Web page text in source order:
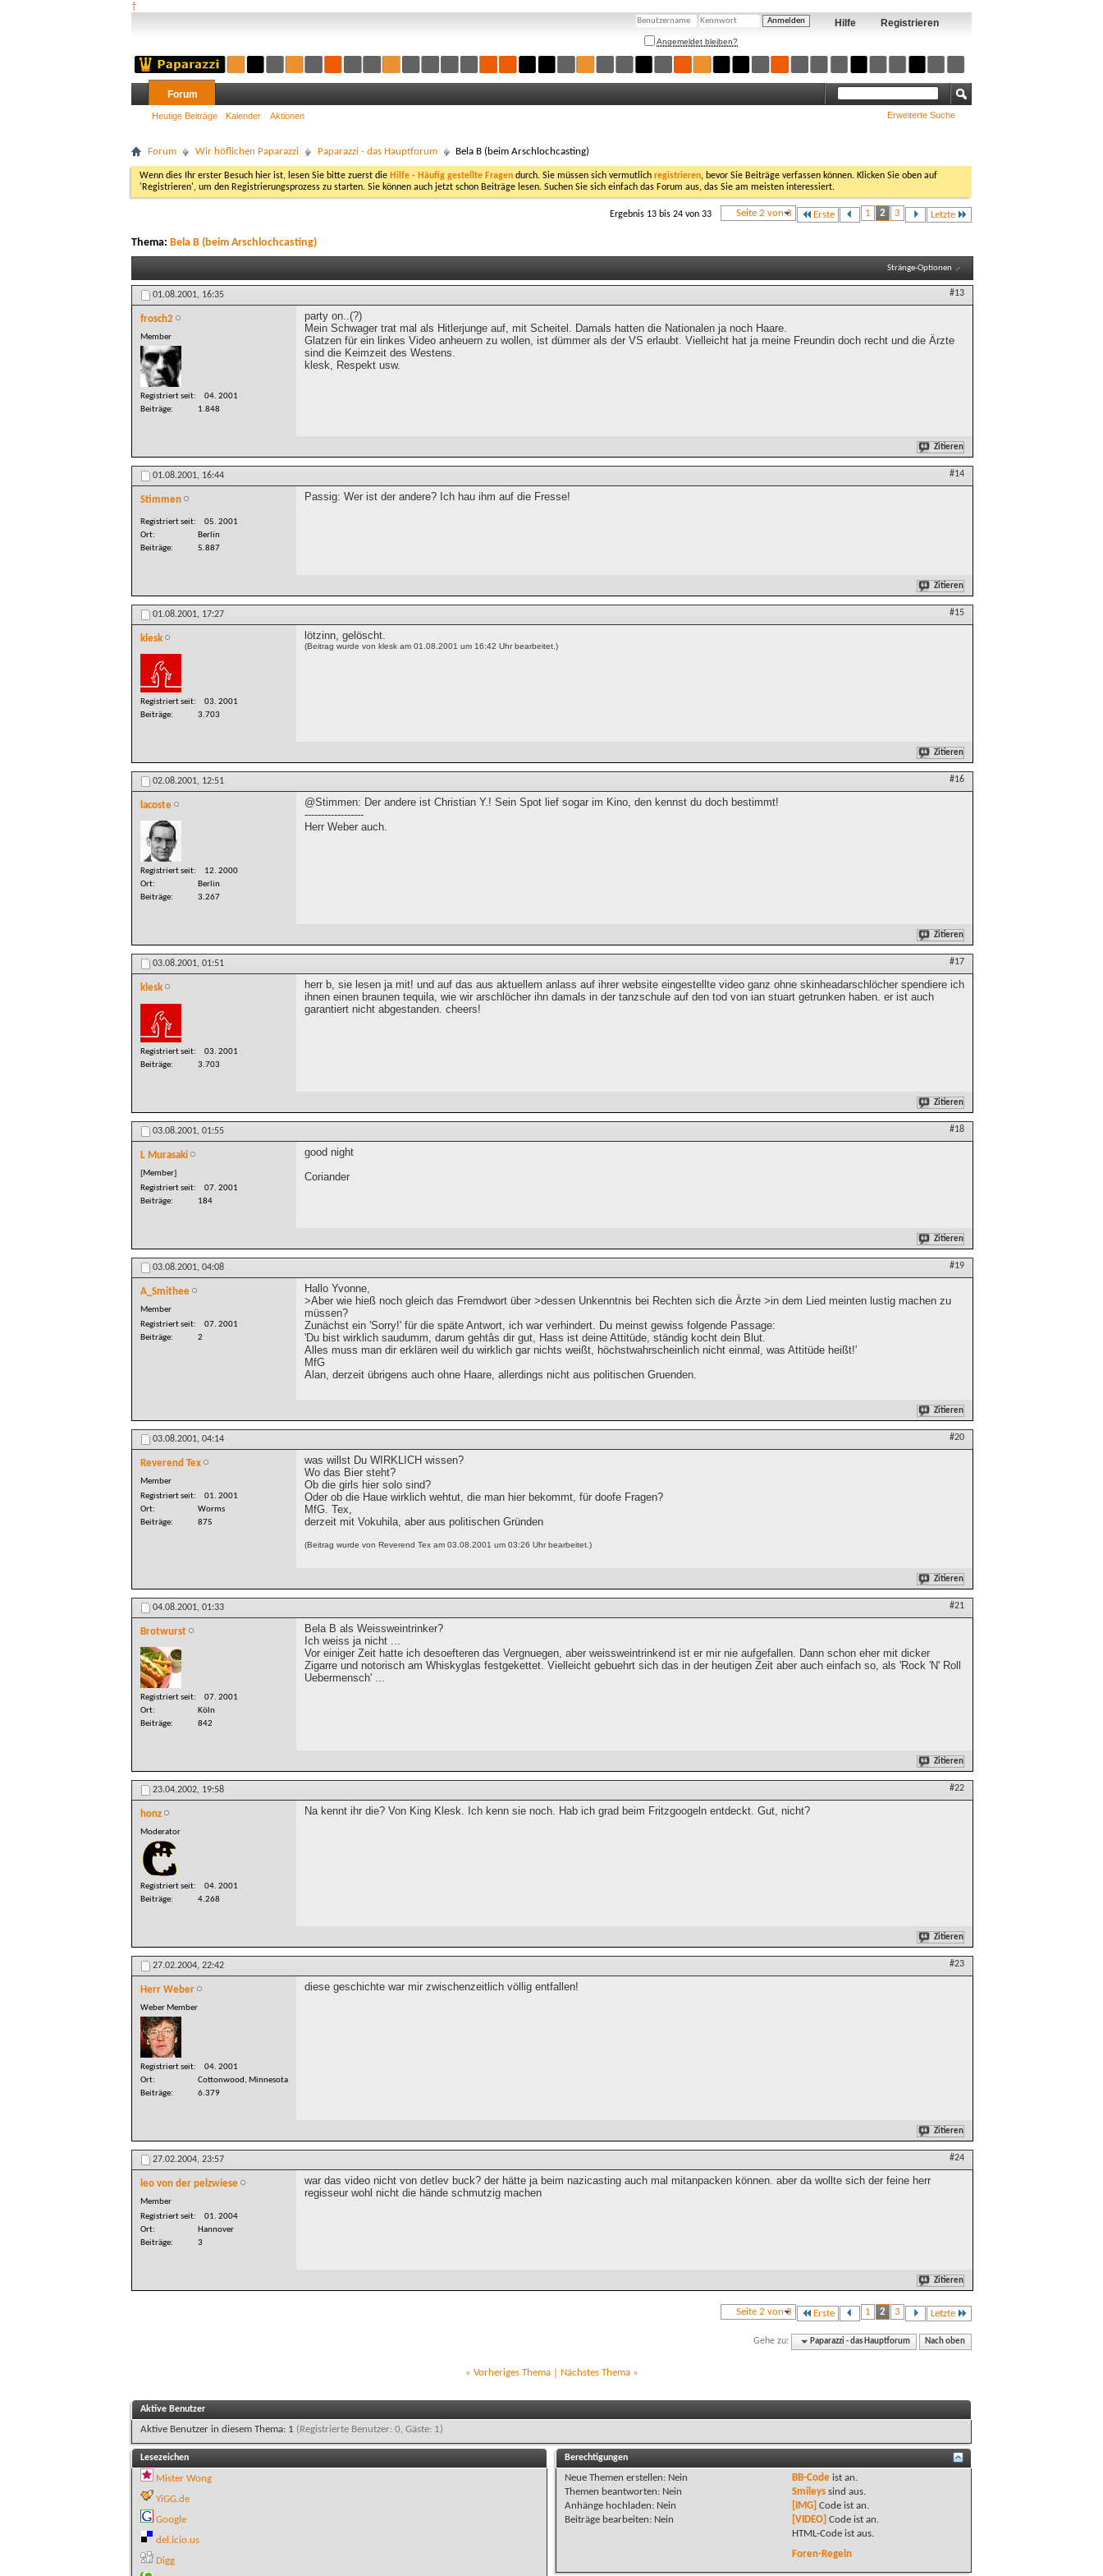
†
Registrieren
Hilfe
Angemeldet bleiben?
Forum
Heutige Beiträge Kalender Aktionen Erweiterte Suche
Forum Wir höflichen Paparazzi Paparazzi - das Hauptforum Bela B (beim Arschlochcasting)
Wenn dies Ihr erster Besuch hier ist, lesen Sie bitte zuerst die Hilfe - Häufig gestellte Fragen durch. Sie müssen sich vermutlich registrieren, bevor Sie Beiträge verfassen können. Klicken Sie oben auf
'Registrieren', um den Registrierungsprozess zu starten. Sie können auch jetzt schon Beiträge lesen. Suchen Sie sich einfach das Forum aus, das Sie am meisten interessiert.
Seite 2 von 3 Erste 1 2 3 Letzte
Ergebnis 13 bis 24 von 33
Thema: Bela B (beim Arschlochcasting)
Stränge-Optionen
01.08.2001, 16:35 #13
frosch2
Member
Registriert seit
04. 2001
Beiträge
1.848
party on..(?)
Mein Schwager trat mal als Hitlerjunge auf, mit Scheitel. Damals hatten die Nationalen ja noch Haare.
Glatzen für ein linkes Video anheuern zu wollen, ist dümmer als der VS erlaubt. Vielleicht hat ja meine Freundin doch recht und die Ärzte
sind die Keimzeit des Westens.
klesk, Respekt usw.
Zitieren
01.08.2001, 16:44 #14
Stimmen
Registriert seit
05. 2001
Ort
Berlin
Beiträge
5.887
Passig: Wer ist der andere? Ich hau ihm auf die Fresse!
Zitieren
01.08.2001, 17:27 #15
klesk
Registriert seit
03. 2001
Beiträge
3.703
lötzinn, gelöscht.
(Beitrag wurde von klesk am 01.08.2001 um 16:42 Uhr bearbeitet.)
Zitieren
02.08.2001, 12:51 #16
lacoste
Registriert seit
12. 2000
Ort
Berlin
Beiträge
3.267
@Stimmen: Der andere ist Christian Y.! Sein Spot lief sogar im Kino, den kennst du doch bestimmt!
------------------
Herr Weber auch.
Zitieren
03.08.2001, 01:51 #17
klesk
Registriert seit
03. 2001
Beiträge
3.703
herr b, sie lesen ja mit! und auf das aus aktuellem anlass auf ihrer website eingestellte video ganz ohne skinheadarschlöcher spendiere ich
ihnen einen braunen tequila, wie wir arschlöcher ihn damals in der tanzschule auf den tod von ian stuart getrunken haben. er ist auch
garantiert nicht abgestanden. cheers!
Zitieren
03.08.2001, 01:55 #18
L Murasaki
[Member]
Registriert seit
07. 2001
Beiträge
184
good night
Coriander
Zitieren
03.08.2001, 04:08 #19
A_Smithee
Member
Registriert seit
07. 2001
Beiträge
2
Hallo Yvonne,
>Aber wie hieß noch gleich das Fremdwort über >dessen Unkenntnis bei Rechten sich die Ärzte >in dem Lied meinten lustig machen zu
müssen?
Zunächst ein 'Sorry!' für die späte Antwort, ich war verhindert. Du meinst gewiss folgende Passage:
'Du bist wirklich saudumm, darum gehtâs dir gut, Hass ist deine Attitüde, ständig kocht dein Blut.
Alles muss man dir erklären weil du wirklich gar nichts weißt, höchstwahrscheinlich nicht einmal, was Attitüde heißt!'
MfG
Alan, derzeit übrigens auch ohne Haare, allerdings nicht aus politischen Gruenden.
Zitieren
03.08.2001, 04:14 #20
Reverend Tex
Member
Registriert seit
01. 2001
Ort
Worms
Beiträge
875
was willst Du WIRKLICH wissen?
Wo das Bier steht?
Ob die girls hier solo sind?
Oder ob die Haue wirklich wehtut, die man hier bekommt, für doofe Fragen?
MfG. Tex,
derzeit mit Vokuhila, aber aus politischen Gründen
(Beitrag wurde von Reverend Tex am 03.08.2001 um 03:26 Uhr bearbeitet.)
Zitieren
04.08.2001, 01:33 #21
Brotwurst
Registriert seit
07. 2001
Ort
Köln
Beiträge
842
Bela B als Weissweintrinker?
Ich weiss ja nicht ...
Vor einiger Zeit hatte ich desoefteren das Vergnuegen, aber weissweintrinkend ist er mir nie aufgefallen. Dann schon eher mit dicker
Zigarre und notorisch am Whiskyglas festgekettet. Vielleicht gebuehrt sich das in der heutigen Zeit aber auch einfach so, als 'Rock 'N' Roll
Uebermensch' ...
Zitieren
23.04.2002, 19:58 #22
honz
Moderator
Registriert seit
04. 2001
Beiträge
4.268
Na kennt ihr die? Von King Klesk. Ich kenn sie noch. Hab ich grad beim Fritzgoogeln entdeckt. Gut, nicht?
Zitieren
27.02.2004, 22:42 #23
Herr Weber
Weber Member
Registriert seit
04. 2001
Ort
Cottonwood, Minnesota
Beiträge
6.379
diese geschichte war mir zwischenzeitlich völlig entfallen!
Zitieren
27.02.2004, 23:57 #24
leo von der pelzwiese
Member
Registriert seit
01. 2004
Ort
Hannover
Beiträge
3
war das video nicht von detlev buck? der hätte ja beim nazicasting auch mal mitanpacken können. aber da wollte sich der feine herr
regisseur wohl nicht die hände schmutzig machen
Zitieren
Seite 2 von 3 Erste 1 2 3 Letzte
Gehe zu: Paparazzi - das Hauptforum Nach oben
« Vorheriges Thema| Nächstes Thema »
Aktive Benutzer
Aktive Benutzer in diesem Thema: 1 (Registrierte Benutzer: 0, Gäste: 1)
Lesezeichen
Mister Wong
YiGG.de
Google
del.icio.us
Digg
Berechtigungen
Neue Themen erstellen: Nein
Themen beantworten: Nein
Anhänge hochladen: Nein
Beiträge bearbeiten: Nein
BB-Codeist an.
Smileyssind aus.
[IMG] Code ist an.
[VIDEO] Code ist an.
HTML-Code ist aus.
Foren-Regeln